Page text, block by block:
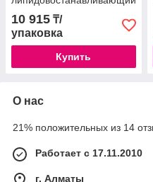
тела 400мл
10 915 ₸/
упаковка
Купить
О нас
21% положительных из 14
Работает с 17.11.2010
г. Алматы